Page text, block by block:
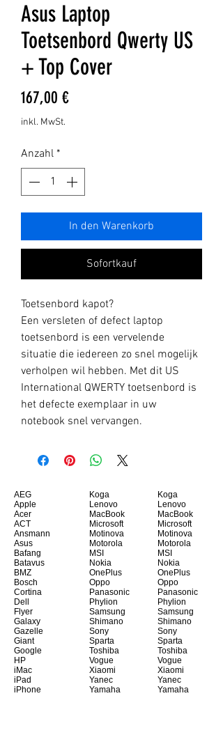
Asus Laptop
Toetsenbord Qwerty US
+ Top Cover
167,00 €Preis
inkl. MwSt.
Anzahl *
In den Warenkorb
Sofortkauf
Toetsenbord kapot?
Een versleten of defect laptop
toetsenbord is een vervelende
situatie die iedereen zo snel mogelijk
verholpen wil hebben. Met dit US
International QWERTY toetsenbord is
het defecte exemplaar in uw
notebook snel vervangen.
AEG
Apple
Acer
ACT
Ansmann
Asus
Bafang
Batavus
BMZ
Bosch
Cortina
Dell
Flyer
Galaxy
Gazelle
Giant
Google
HP
iMac
iPad
iPhone
Koga
Lenovo
MacBook
Microsoft
Motinova
Motorola
MSI
Nokia
OnePlus
Oppo
Panasonic
Phylion
Samsung
Shimano
Sony
Sparta
Toshiba
Vogue
Xiaomi
Yanec
Yamaha
Koga
Lenovo
MacBook
Microsoft
Motinova
Motorola
MSI
Nokia
OnePlus
Oppo
Panasonic
Phylion
Samsung
Shimano
Sony
Sparta
Toshiba
Vogue
Xiaomi
Yanec
Yamaha